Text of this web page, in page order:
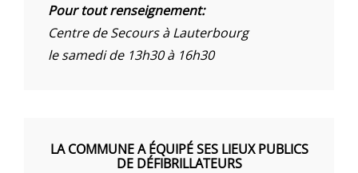
Pour tout renseignement:
Centre de Secours à Lauterbourg
le samedi de 13h30 à 16h30
LA COMMUNE A ÉQUIPÉ SES LIEUX PUBLICS
DE DÉFIBRILLATEURS